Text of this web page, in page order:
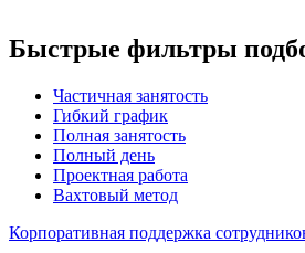
Быстрые фильтры
Частичная занятость
Гибкий график
Полная занятость
Полный день
Проектная работа
Вахтовый метод
Корпоративная поддержка